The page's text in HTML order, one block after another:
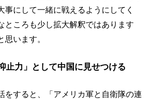
事にして一緒に戦えるようにしてく
ところも少し拡大解釈ではあります
思います。
止力」として中国に見せつける
をすると、「アメリカ軍と自衛隊の連